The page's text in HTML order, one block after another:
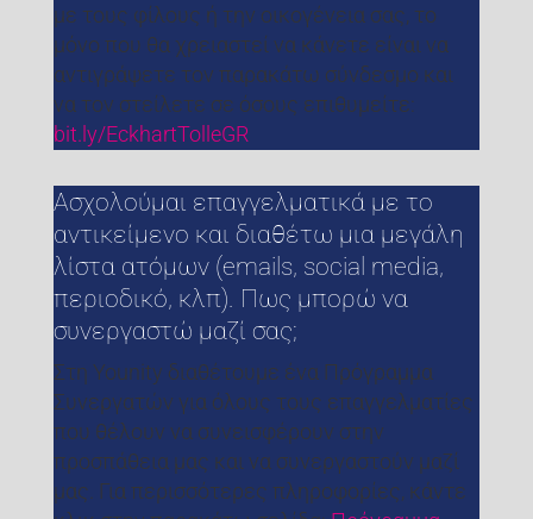
με τους φίλους ή την οικογένεια σας, το
μόνο που θα χρειαστεί να κάνετε είναι να
αντιγράψετε τον παρακάτω σύνδεσμο και
να τον στείλετε σε όσους επιθυμείτε:
bit.ly/EckhartTolleGR
Ασχολούμαι επαγγελματικά με το
αντικείμενο και διαθέτω μια μεγάλη
λίστα ατόμων (emails, social media,
περιοδικό, κλπ). Πως μπορώ να
συνεργαστώ μαζί σας;
Στη Younity διαθέτουμε ένα Πρόγραμμα
Συνεργατών για όλους τους επαγγελματίες
που θέλουν να συνεισφέρουν στην
προσπάθεια μας και να συνεργαστούν μαζί
μας. Για περισσότερες πληροφορίες, κάντε